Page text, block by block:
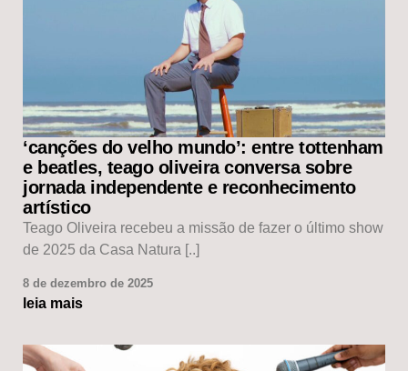
‘canções do velho mundo’: entre tottenham
e beatles, teago oliveira conversa sobre
jornada independente e reconhecimento
artístico
Teago Oliveira recebeu a missão de fazer o último show
de 2025 da Casa Natura [..]
8 de dezembro de 2025
leia mais